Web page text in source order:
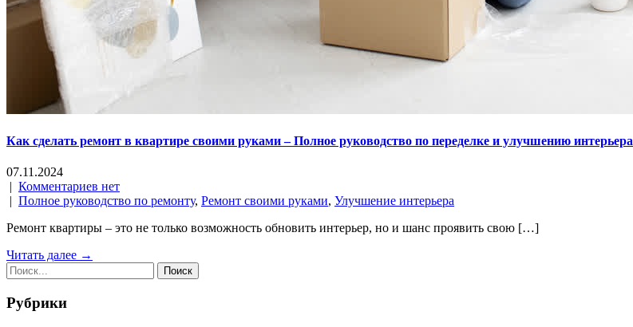
Как сделать ремонт в квартире своими руками – Полное руководство по переделке и улучшению интерьера
07.11.2024
| Комментариев нет
| Полное руководство по ремонту, Ремонт своими руками, Улучшение интерьера
Ремонт квартиры – это не только возможность обновить интерьер, но и шанс проявить свою […]
Читать далее →
Рубрики